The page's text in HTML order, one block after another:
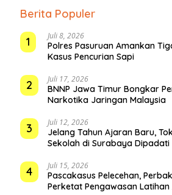
Berita Populer
1
Juli 8, 2026
Polres Pasuruan Amankan
Kasus Pencurian Sapi
2 Juli 17, 2026
BNNP Jawa Timur Bongkar
Narkotika Jaringan Malaysia
3 Juli 12, 2026
Jelang Tahun Ajaran Baru,
Sekolah di Surabaya Dipadati
4 Juli 15, 2026
Pascakasus Pelecehan,
Perketat Pengawasan Latihan